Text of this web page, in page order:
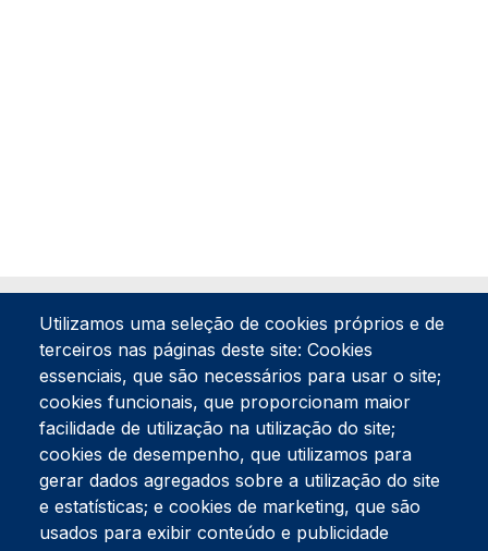
Tel:234 390 100Fax:234 390 100
Endereço Postal
Apartado 42
Rua Gil Eanes 31
Utilizamos uma seleção de cookies próprios e de
terceiros nas páginas deste site: Cookies
essenciais, que são necessários para usar o site;
cookies funcionais, que proporcionam maior
facilidade de utilização na utilização do site;
cookies de desempenho, que utilizamos para
gerar dados agregados sobre a utilização do site
e estatísticas; e cookies de marketing, que são
usados para exibir conteúdo e publicidade